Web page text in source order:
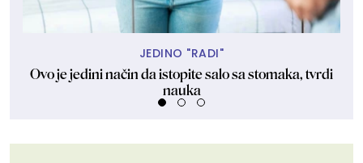
JEDINO "RADI"
Ovo je jedini način da istopite salo sa stomaka, tvrdi
nauka